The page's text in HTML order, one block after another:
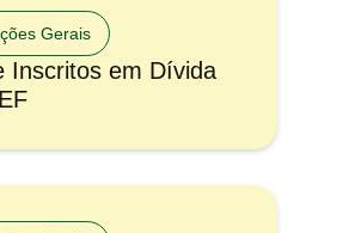
Gerais
Inscritos em Dívida